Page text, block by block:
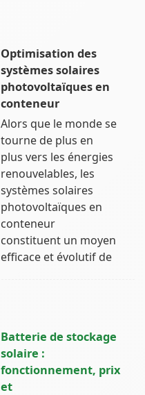
Optimisation des
systèmes solaires
photovoltaïques en
conteneur
Alors que le monde se
tourne de plus en
plus vers les énergies
renouvelables, les
systèmes solaires
photovoltaïques en
conteneur
constituent un moyen
efficace et évolutif de
Batterie de stockage
solaire :
fonctionnement, prix
et